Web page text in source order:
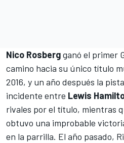
Nico Rosbergganó el primer
camino hacia su único título
2016, y un año después la
incidente entre Lewis
rivales por el título, mientras
obtuvo una improbable
en la parrilla. El año pasado,